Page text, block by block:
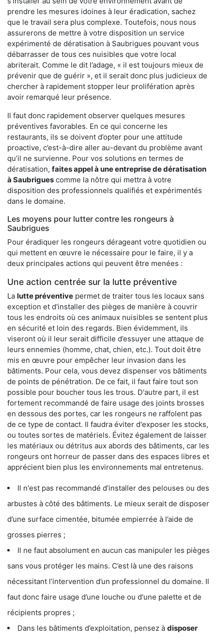
prendre les mesures idoines à leur éradication, sachez
que le travail sera plus complexe. Toutefois, nous nous
assurerons de mettre à votre disposition un service
expérimenté de dératisation à Saubrigues pouvant vous
débarrasser de tous ces nuisibles que votre local
abriterait. Comme le dit l’adage, « il est toujours mieux de
prévenir que de guérir », et il serait donc plus judicieux de
chercher à rapidement stopper leur prolifération après
avoir remarqué leur présence.
Il faut donc rapidement observer quelques mesures
préventives favorables. En ce qui concerne les
restaurants, ils se doivent d’opter pour une attitude
proactive, c’est-à-dire aller au-devant du problème avant
qu’il ne survienne. Pour vos solutions en termes de
dératisation, faites appel à une entreprise de dératisation
à Saubrigues comme la nôtre qui mettra à votre
disposition des professionnels qualifiés et expérimentés
dans le domaine.
Les moyens pour lutter contre les rongeurs à
Saubrigues
Pour éradiquer les rongeurs dérageant votre quotidien ou
qui mettent en œuvre le nécessaire pour le faire, il y a
deux principales actions qui peuvent être menées :
Une action centrée sur la lutte préventive
La lutte préventive permet de traiter tous les locaux sans
exception et d'installer des pièges de manière à couvrir
tous les endroits où ces animaux nuisibles se sentent plus
en sécurité et loin des regards. Bien évidemment, ils
viseront où il leur serait difficile d’essuyer une attaque de
leurs ennemies (homme, chat, chien, etc.). Tout doit être
mis en œuvre pour empêcher leur invasion dans les
bâtiments. Pour cela, vous devez dispenser vos bâtiments
de points de pénétration. De ce fait, il faut faire tout son
possible pour boucher tous les trous. D'autre part, il est
fortement recommandé de faire usage des joints brosses
en dessous des portes, car les rongeurs ne raffolent pas
de ce type de contact. Il faudra éviter d'exposer les stocks,
ou toutes sortes de matériels. Évitez également de laisser
les matériaux ou détritus aux abords des bâtiments, car les
rongeurs ont horreur de passer dans des espaces libres et
apprécient bien plus les environnements mal entretenus.
Il n'est pas recommandé d’installer des pelouses ou des
arbustes à côté des bâtiments. Le mieux serait de disposer
d’une surface cimentée, bitumée empierrée à l’aide de
grosses pierres ;
Il ne faut absolument en aucun cas manipuler les pièges
sans vous protéger les mains. C’est là une des raisons
nécessitant l’intervention d’un professionnel du domaine. Il
faut donc faire usage d’une louche ou d'une palette et de
récipients propres ;
Dans les bâtiments d’exploitation, pensez à disposer